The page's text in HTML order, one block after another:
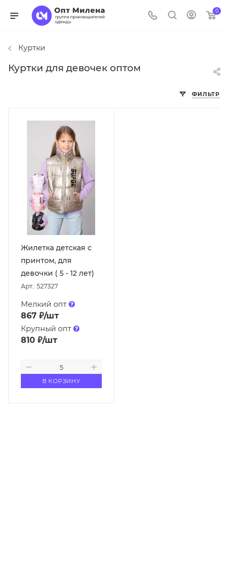
0
Куртки
Куртки для девочек оптом
ФИЛЬТР
Жилетка детская с
принтом, для
девочки ( 5 - 12 лет)
Арт.: 527327
Мелкий опт
867 ₽/шт
Крупный опт
810 ₽/шт
В КОРЗИНУ